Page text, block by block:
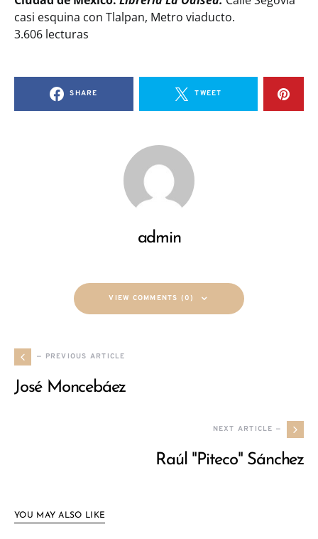
casi esquina con Tlalpan, Metro viaducto.
3.606 lecturas
SHARE TWEET
admin
VIEW COMMENTS (0)
— PREVIOUS ARTICLE
José Moncebáez
NEXT ARTICLE —
Raúl "Piteco" Sánchez
YOU MAY ALSO LIKE